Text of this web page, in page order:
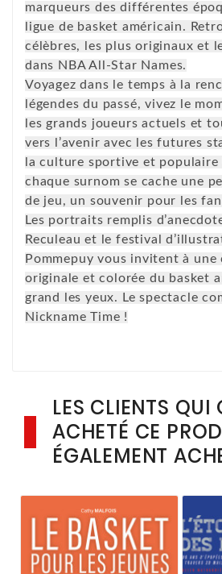
marqueurs des différentes
ligue de basket américain.
célèbres, les plus originaux et
dans NBA All-Star Names.
Voyagez dans le temps à la
légendes du passé, vivez le
les grands joueurs actuels et
vers l’avenir avec les futures
la culture sportive et populaire
chaque surnom se cache une
de jeu, un souvenir pour les
Les portraits remplis
Reculeau et le festival
Pommepuy vous invitent à une
originale et colorée du basket
grand les yeux. Le spectacle
Nickname Time !
LES CLIENTS QUI
ACHETÉ CE
ÉGALEMENT